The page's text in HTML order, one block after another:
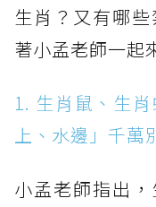
生肖？又有哪
著小孟老師一起
1. 生肖鼠、生
上、水邊」千萬
小孟老師指出